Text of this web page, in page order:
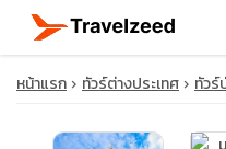
หน้าแรก ทัวร์ต่างประเทศ ทัวร์